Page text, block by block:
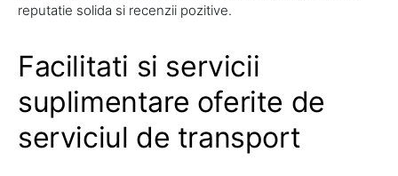
reputatie solida si recenzii pozitive.
Facilitati si servicii
suplimentare oferite de
serviciul de transport